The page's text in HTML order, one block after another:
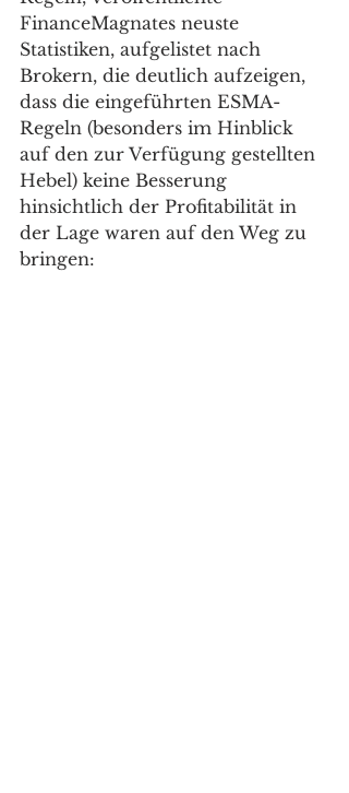
FinanceMagnates neuste
Statistiken, aufgelistet nach
Brokern, die deutlich aufzeigen,
dass die eingeführten ESMA-
Regeln (besonders im Hinblick
auf den zur Verfügung gestellten
Hebel) keine Besserung
hinsichtlich der Profitabilität in
der Lage waren auf den Weg zu
bringen: